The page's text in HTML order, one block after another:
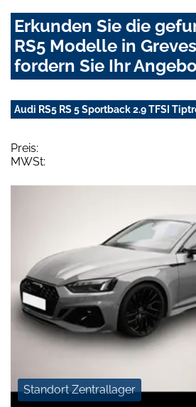
Erkunden Sie die
RS5 Modelle in
fordern Sie Ihr
Audi RS5 RS 5 Sportback 2.9 TFSI
Preis:
MWSt:
Standort Zentrallager